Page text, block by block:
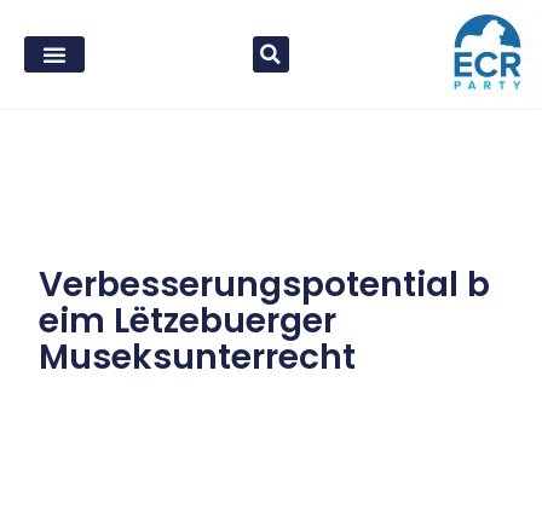
Verbesserungspotential b
eim Lëtzebuerger
Museksunterrecht